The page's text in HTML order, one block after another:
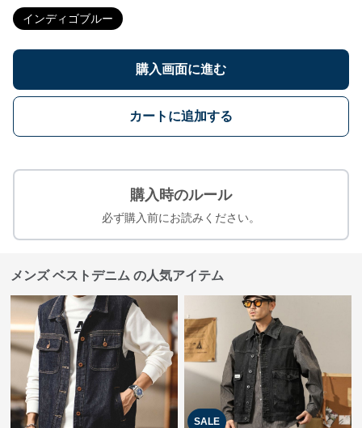
インディゴブルー
購入画面に進む
カートに追加する
購入時のルール
必ず購入前にお読みください。
メンズ ベストデニム の人気アイテム
SALE